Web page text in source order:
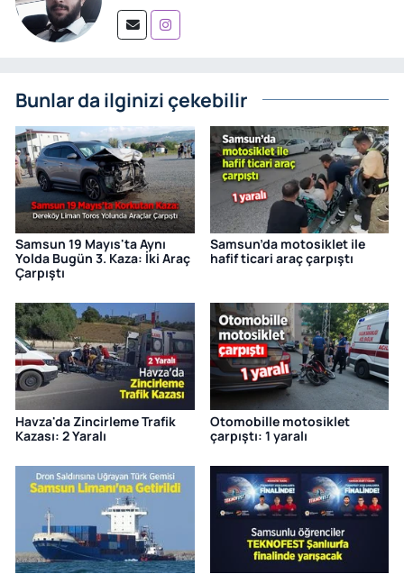
Bunlar da ilginizi çekebilir
Samsun 19 Mayıs'ta Aynı
Yolda Bugün 3. Kaza: İki Araç
Çarpıştı
Samsun’da motosiklet ile
hafif ticari araç çarpıştı
Havza'da Zincirleme Trafik
Kazası: 2 Yaralı
Otomobille motosiklet
çarpıştı: 1 yaralı